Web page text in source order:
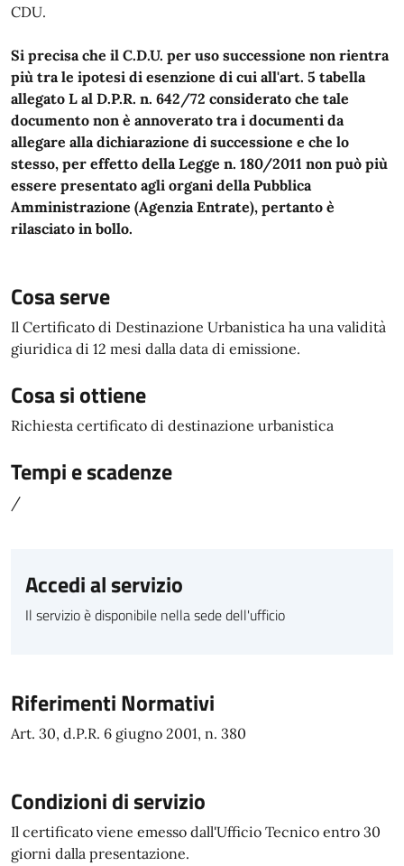
CDU.
Si precisa che il C.D.U. per uso successione non rientra
più tra le ipotesi di esenzione di cui all'art. 5 tabella
allegato L al D.P.R. n. 642/72 considerato che tale
documento non è annoverato tra i documenti da
allegare alla dichiarazione di successione e che lo
stesso, per effetto della Legge n. 180/2011 non può più
essere presentato agli organi della Pubblica
Amministrazione (Agenzia Entrate), pertanto è
rilasciato in bollo.
Cosa serve
Il Certificato di Destinazione Urbanistica ha una validità
giuridica di 12 mesi dalla data di emissione.
Cosa si ottiene
Richiesta certificato di destinazione urbanistica
Tempi e scadenze
/
Accedi al servizio
Il servizio è disponibile nella sede dell'ufficio
Riferimenti Normativi
Art. 30, d.P.R. 6 giugno 2001, n. 380
Condizioni di servizio
Il certificato viene emesso dall'Ufficio Tecnico entro 30
giorni dalla presentazione.